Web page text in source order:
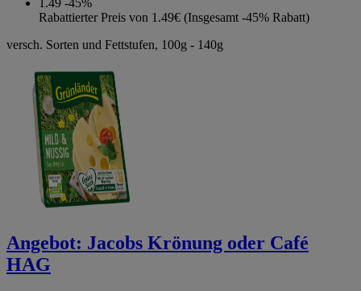
Rabattierter Preis von 1.49€ (Insgesamt -45% Rabatt)
versch. Sorten und Fettstufen, 100g - 140g
Angebot: Jacobs Krönung oder Café
HAG